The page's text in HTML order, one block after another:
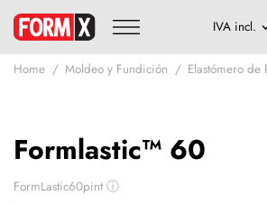
Home Moldeo y Fundición Elastómero de
Formlastic™ 60
FormLastic60pint ⓘ